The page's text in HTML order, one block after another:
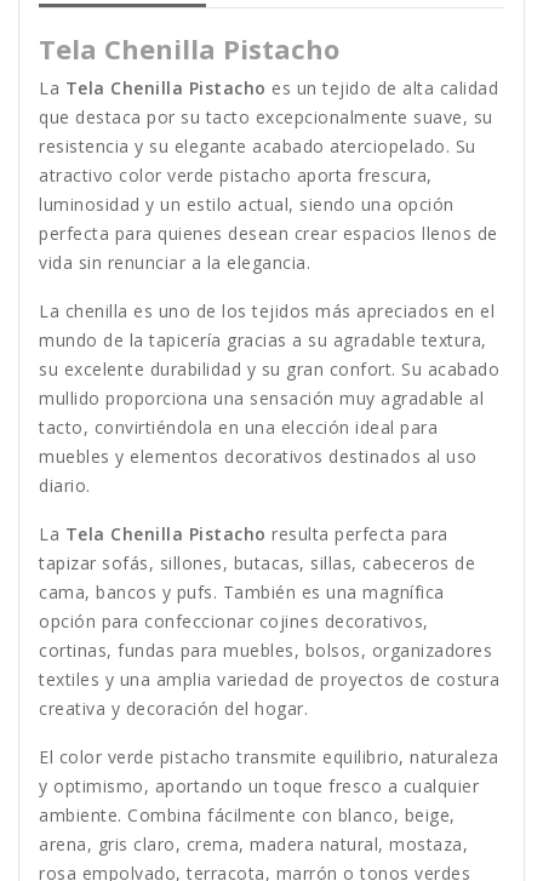
Tela Chenilla Pistacho
La Tela Chenilla Pistacho es un tejido de alta calidad
que destaca por su tacto excepcionalmente suave, su
resistencia y su elegante acabado aterciopelado. Su
atractivo color verde pistacho aporta frescura,
luminosidad y un estilo actual, siendo una opción
perfecta para quienes desean crear espacios llenos de
vida sin renunciar a la elegancia.
La chenilla es uno de los tejidos más apreciados en el
mundo de la tapicería gracias a su agradable textura,
su excelente durabilidad y su gran confort. Su acabado
mullido proporciona una sensación muy agradable al
tacto, convirtiéndola en una elección ideal para
muebles y elementos decorativos destinados al uso
diario.
La Tela Chenilla Pistacho resulta perfecta para
tapizar sofás, sillones, butacas, sillas, cabeceros de
cama, bancos y pufs. También es una magnífica
opción para confeccionar cojines decorativos,
cortinas, fundas para muebles, bolsos, organizadores
textiles y una amplia variedad de proyectos de costura
creativa y decoración del hogar.
El color verde pistacho transmite equilibrio, naturaleza
y optimismo, aportando un toque fresco a cualquier
ambiente. Combina fácilmente con blanco, beige,
arena, gris claro, crema, madera natural, mostaza,
rosa empolvado, terracota, marrón o tonos verdes